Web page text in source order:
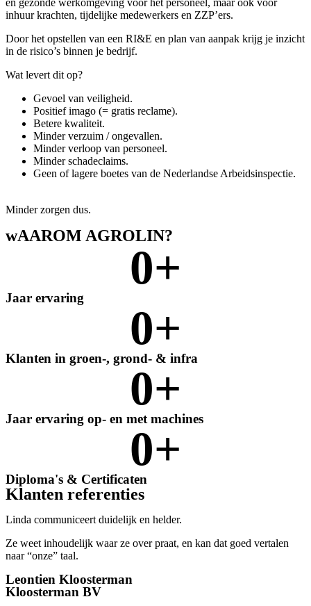
en gezonde werkomgeving voor het personeel, maar ook voor
inhuur krachten, tijdelijke medewerkers en ZZP’ers.
Door het opstellen van een RI&E en plan van aanpak krijg je inzicht
in de risico’s binnen je bedrijf.
Wat levert dit op?
Gevoel van veiligheid.
Positief imago (= gratis reclame).
Betere kwaliteit.
Minder verzuim / ongevallen.
Minder verloop van personeel.
Minder schadeclaims.
Geen of lagere boetes van de Nederlandse Arbeidsinspectie.
Minder zorgen dus.
wAAROM AGROLIN?
0+
Jaar ervaring
0+
Klanten in groen-, grond- & infra
0+
Jaar ervaring op- en met machines
0+
Diploma's & Certificaten
Klanten referenties
Linda communiceert duidelijk en helder.
Ze weet inhoudelijk waar ze over praat, en kan dat goed vertalen
naar “onze” taal.
Leontien Kloosterman
Kloosterman BV